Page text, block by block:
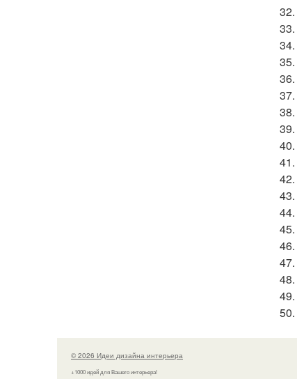
32.
33.
34.
35.
36.
37.
38.
39.
40.
41.
42.
43.
44.
45.
46.
47.
48.
49.
50.
© 2026 Идеи дизайна интерьера
+1000 идей для Вашего интерьера!